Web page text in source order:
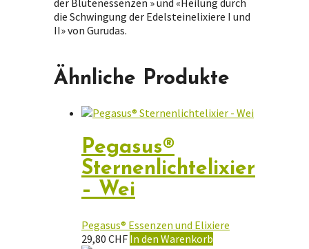
die Schwingung der Edelsteinelixiere I und
II» von Gurudas.
Ähnliche Produkte
Pegasus®
Sternenlichtelixier
– Wei
Pegasus® Essenzen und Elixiere
29,80 CHF In den Warenkorb